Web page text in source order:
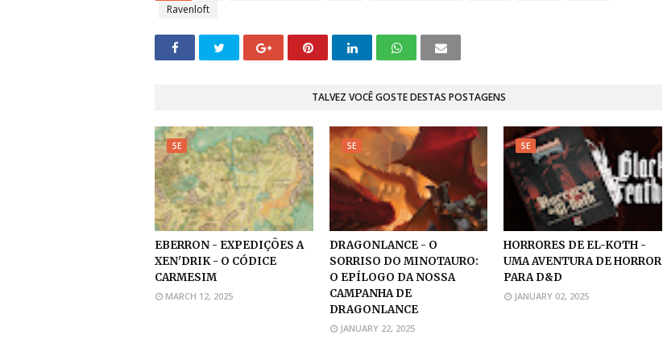
Ravenloft
TALVEZ VOCÊ GOSTE DESTAS POSTAGENS
5E
EBERRON - EXPEDIÇÕES A
XEN'DRIK - O CÓDICE
CARMESIM
MARCH 12, 2025
5E
DRAGONLANCE - O
SORRISO DO MINOTAURO:
O EPÍLOGO DA NOSSA
CAMPANHA DE
DRAGONLANCE
JANUARY 22, 2025
5E
HORRORES DE EL-KOTH -
UMA AVENTURA DE HORROR
PARA D&D
JANUARY 02, 2025